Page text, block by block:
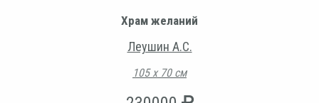
Храм желаний
Леушин А.С.
105 х 70 см